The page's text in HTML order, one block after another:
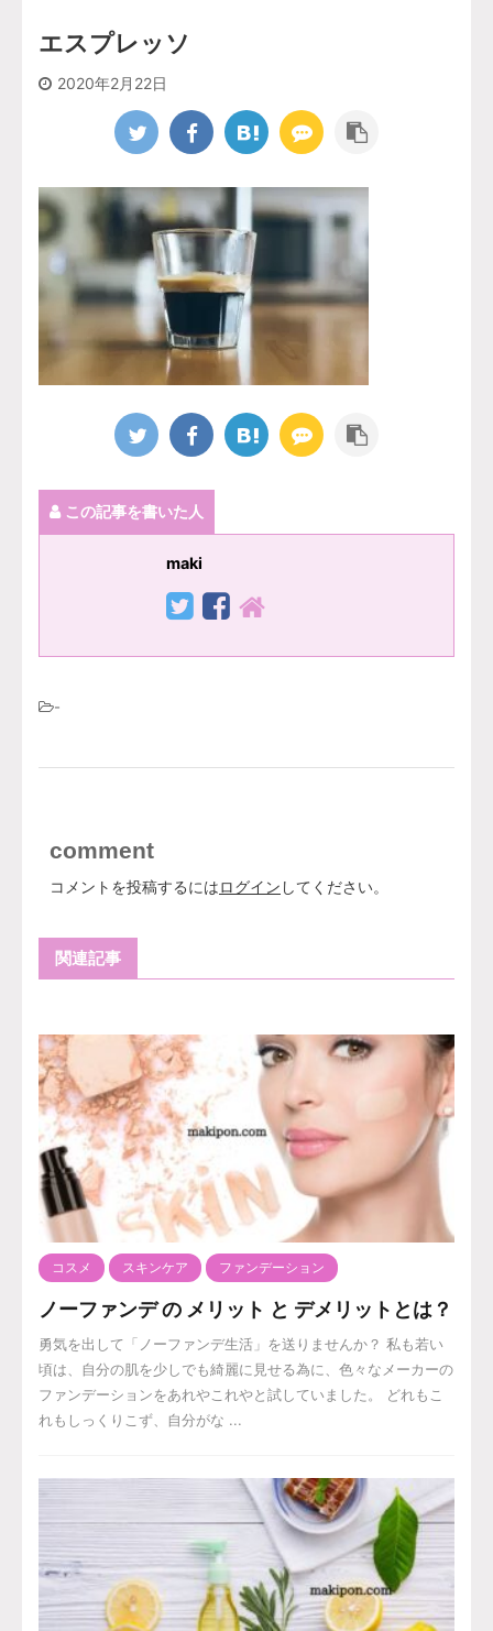
エスプレッソ
2020年2月22日
この記事を書いた人
maki
-
comment
コメントを投稿するにはログイン してください。
関連記事
コスメ スキンケア ファンデーション
ノーファンデ の メリット と デメリットとは？
勇気を出して「ノーファンデ生活」を送りませんか？ 私も若い
頃は、自分の肌を少しでも綺麗に見せる為に、色々なメーカーの
ファンデーションをあれやこれやと試していました。 どれもこ
れもしっくりこず、自分がな ...